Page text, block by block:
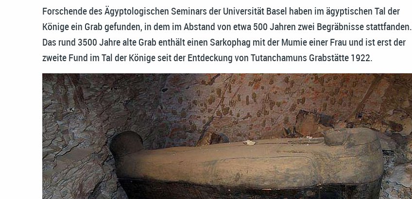
Forschende des Ägyptologischen Seminars der Universität Basel haben im ägyptischen Tal der
Könige ein Grab gefunden, in dem im Abstand von etwa 500 Jahren zwei Begräbnisse stattfanden.
Das rund 3500 Jahre alte Grab enthält einen Sarkophag mit der Mumie einer Frau und ist erst der
zweite Fund im Tal der Könige seit der Entdeckung von Tutanchamuns Grabstätte 1922.